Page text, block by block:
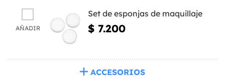
AÑADIR
Set de esponjas de maquillaje
$ 7.200
ACCESORIOS